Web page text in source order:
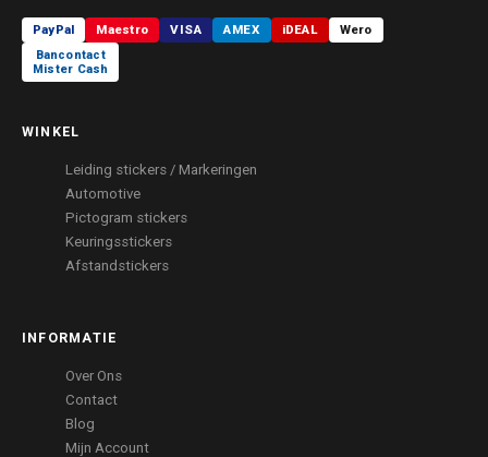
PayPal Maestro VISA AMEX iDEAL Wero
Bancontact
Mister Cash
WINKEL
Leiding stickers / Markeringen
Automotive
Pictogram stickers
Keuringsstickers
Afstandstickers
INFORMATIE
Over Ons
Contact
Blog
Mijn Account